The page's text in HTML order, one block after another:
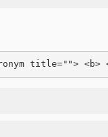
title=""> <b>